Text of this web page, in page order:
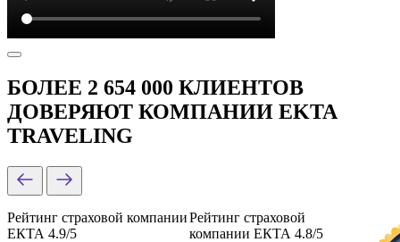
БОЛЕЕ 2 654 000 КЛИЕНТОВ
ДОВЕРЯЮТ КОМПАНИИ EKTA
TRAVELING
Рейтинг страховой компании
ЕКТА 4.9/5
Рейтинг страховой
компании ЕКТА 4.8/5